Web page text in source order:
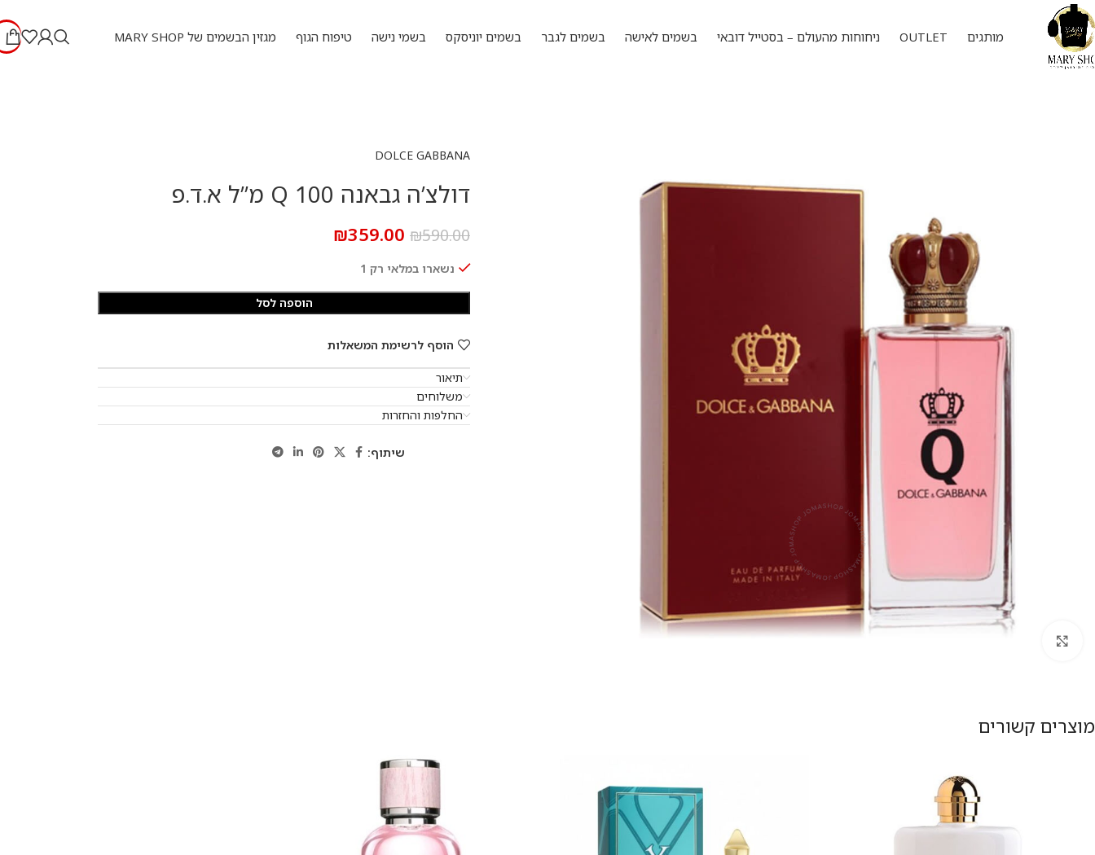
מותגים OUTLET ניחוחות מהעולם – בסטייל דובאי בשמים לאישה בשמים לגבר בשמים יוניסקס בשמי נישה טיפוח הגוף מגזין הבשמים של MARY SHOP
DOLCE GABBANA
דולצ’ה גבאנה Q 100 מ”ל א.ד.פ
₪590.00
₪359.00
נשארו במלאי רק 1
הוספה לסל
הוסף לרשימת המשאלות
תיאור
משלוחים
החלפות והחזרות
שיתוף:
מוצרים קשורים